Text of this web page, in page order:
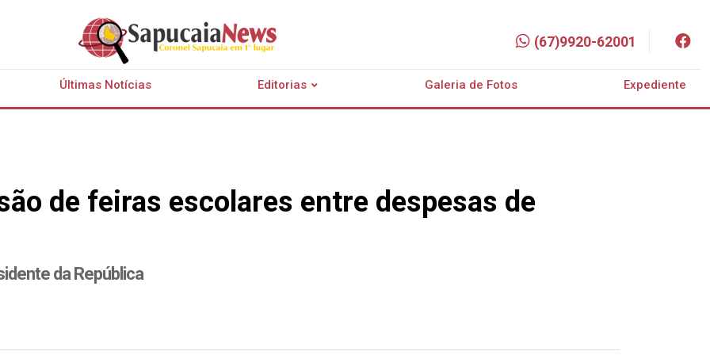
(67)9920-62001
Últimas Notícias Editorias Galeria de Fotos Expediente
de feiras escolares entre despesas de
da República